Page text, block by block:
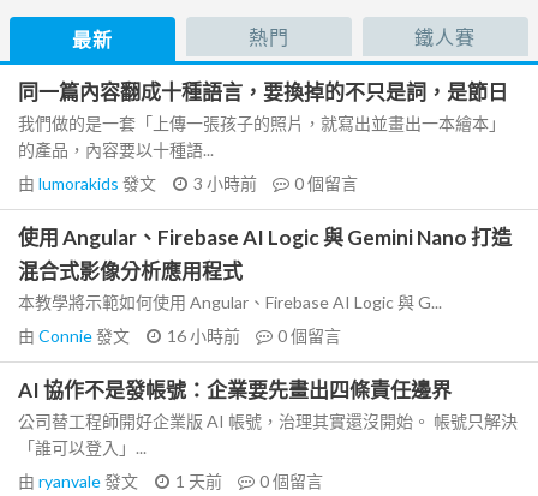
最新 熱門 鐵人賽
同一篇內容翻成十種語言，要換掉的不只是詞，是節日
我們做的是一套「上傳一張孩子的照片，就寫出並畫出一本繪本」
的產品，內容要以十種語...
由 lumorakids 發文 3 小時前 0個留言
使用 Angular、Firebase AI Logic 與 Gemini Nano 打造
混合式影像分析應用程式
本教學將示範如何使用 Angular、Firebase AI Logic 與 G...
由 Connie發文 16 小時前 0個留言
AI 協作不是發帳號：企業要先畫出四條責任邊界
公司替工程師開好企業版 AI 帳號，治理其實還沒開始。 帳號只解決
「誰可以登入」...
由 ryanvale發文 1 天前 0個留言